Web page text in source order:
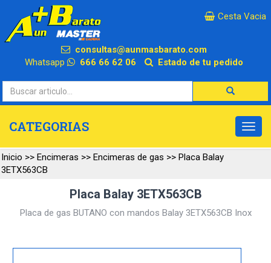
×
Cesta Vacia
consultas@aunmasbarato.com
Whatsapp
666 66 62 06 Estado de tu pedido
CATEGORIAS
Inicio >> Encimeras >> Encimeras de gas >> Placa Balay
3ETX563CB
Placa Balay 3ETX563CB
Placa de gas BUTANO con mandos Balay 3ETX563CB Inox